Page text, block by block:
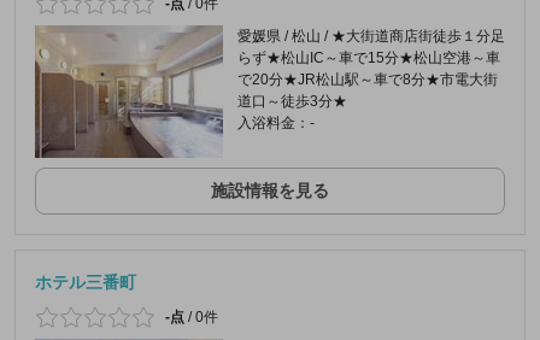
-点 /0件
愛媛県 / 松山 / ★大街道商店街徒歩１分足
らず★松山IC～車で15分★松山空港～車
で20分★JR松山駅～車で8分★市電大街
道口～徒歩3分★
入浴料金：-
施設情報を見る
ホテル三番町
-点 /0件